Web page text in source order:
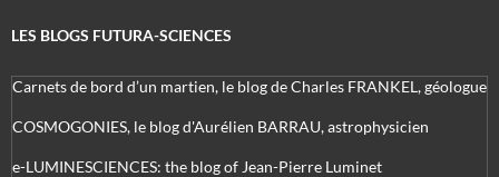
LES BLOGS FUTURA-SCIENCES
Carnets de bord d’un martien, le blog de Charles FRANKEL, géologue
COSMOGONIES, le blog d'Aurélien BARRAU, astrophysicien
e-LUMINESCIENCES: the blog of Jean-Pierre Luminet